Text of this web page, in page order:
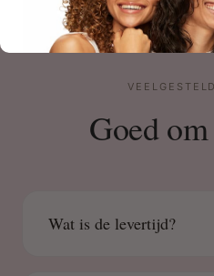
Goed
Wat is de levertijd?